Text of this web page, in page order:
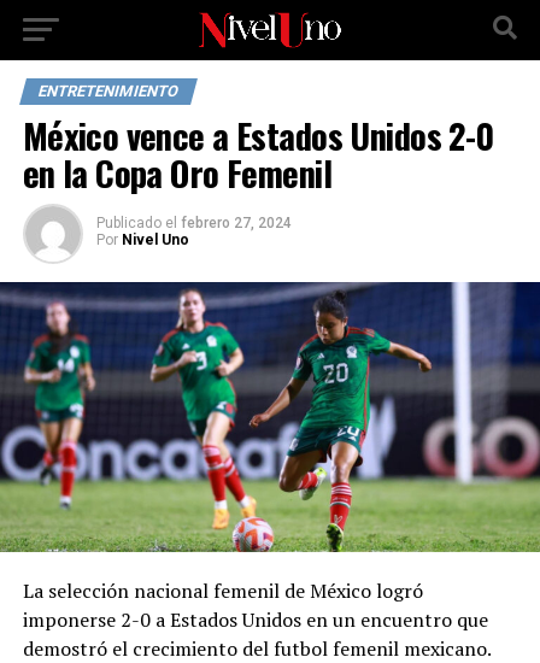
ENTRETENIMIENTO
México vence a Estados Unidos 2-0
en la Copa Oro Femenil
Publicado el febrero 27, 2024
Por Nivel Uno
La selección nacional femenil de México logró
imponerse 2-0 a Estados Unidos en un encuentro que
demostró el crecimiento del futbol femenil mexicano.